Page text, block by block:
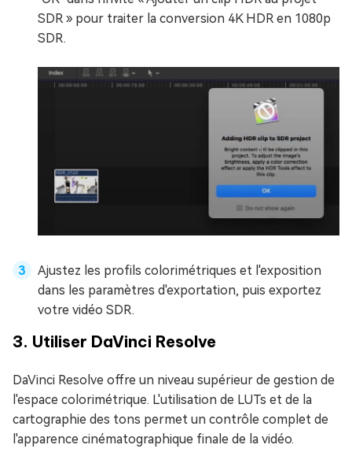
SDR » pour traiter la conversion 4K HDR en 1080p
SDR.
Ajustez les profils colorimétriques et l'exposition
dans les paramètres d'exportation, puis exportez
votre vidéo SDR.
3. Utiliser DaVinci Resolve
DaVinci Resolve offre un niveau supérieur de gestion de
l'espace colorimétrique. L'utilisation de LUTs et de la
cartographie des tons permet un contrôle complet de
l'apparence cinématographique finale de la vidéo.